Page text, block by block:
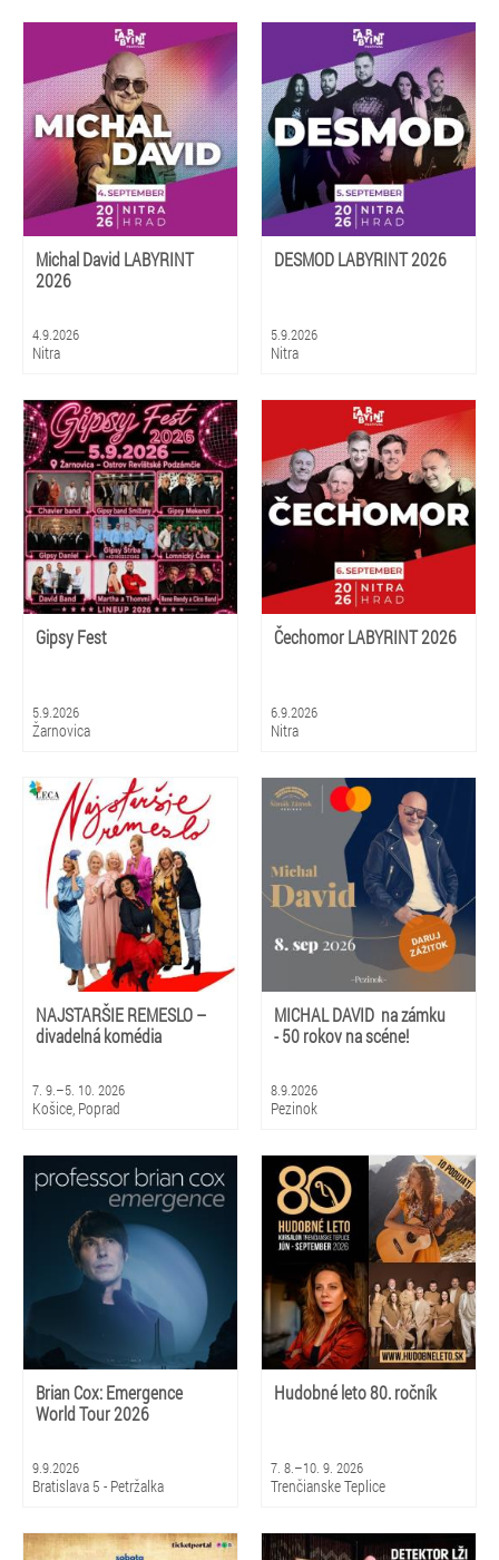
Michal David LABYRINT
2026
4.9.2026
Nitra
DESMOD LABYRINT 2026
5.9.2026
Nitra
Gipsy Fest
5.9.2026
Žarnovica
Čechomor LABYRINT 2026
6.9.2026
Nitra
NAJSTARŠIE REMESLO –
divadelná komédia
7. 9.–5. 10. 2026
Košice, Poprad
MICHAL DAVID na zámku
- 50 rokov na scéne!
8.9.2026
Pezinok
Brian Cox: Emergence
World Tour 2026
9.9.2026
Bratislava 5 - Petržalka
Hudobné leto 80. ročník
7. 8.–10. 9. 2026
Trenčianske Teplice